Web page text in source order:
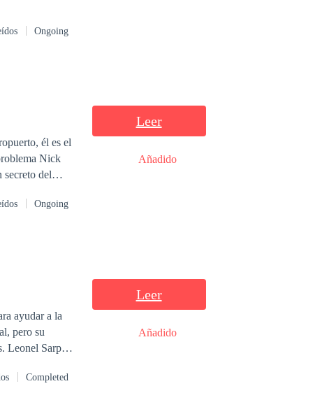
Ongoing
él es el
secreto del
Ongoing
Leer
Añadido
ayudar a la
pero su
Leonel Sarpa
seres.
Completed
Leer
Añadido